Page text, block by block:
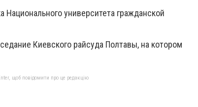
Национального университета гражданской
Киевского райсуда Полтавы, на котором
щоб повідомити про це редакцію